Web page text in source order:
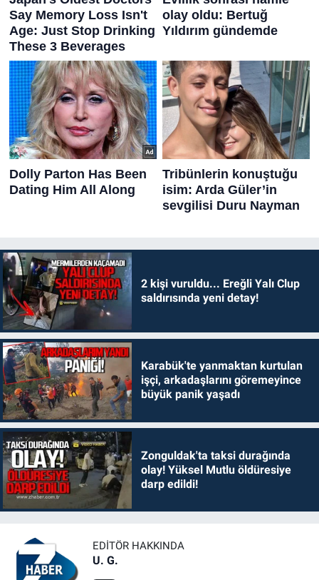
2 kişi vuruldu... Ereğli Yalı Clup
saldırısında yeni detay!
Karabük'te yanmaktan kurtulan
işçi, arkadaşlarını göremeyince
büyük panik yaşadı
Zonguldak'ta taksi durağında
olay! Yüksel Mutlu öldüresiye
darp edildi!
EDITÖR HAKKINDA
U. G.